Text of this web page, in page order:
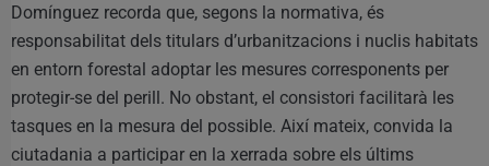
Domínguez recorda que, segons la normativa, és
responsabilitat dels titulars d’urbanitzacions i nuclis habitats
en entorn forestal adoptar les mesures corresponents per
protegir-se del perill. No obstant, el consistori facilitarà les
tasques en la mesura del possible. Així mateix, convida la
ciutadania a participar en la xerrada sobre els últims